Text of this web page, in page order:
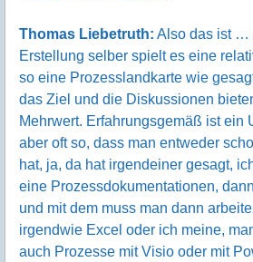
Thomas Liebetruth: Also das ist …
Erstellung selber spielt es eine
so eine Prozesslandkarte wie
das Ziel und die Diskussionen
Mehrwert. Erfahrungsgemäß ist ein
aber oft so, dass man entweder
hat, ja, da hat irgendeiner gesagt,
eine Prozessdokumentationen,
und mit dem muss man dann
irgendwie Excel oder ich meine,
auch Prozesse mit Visio oder mit